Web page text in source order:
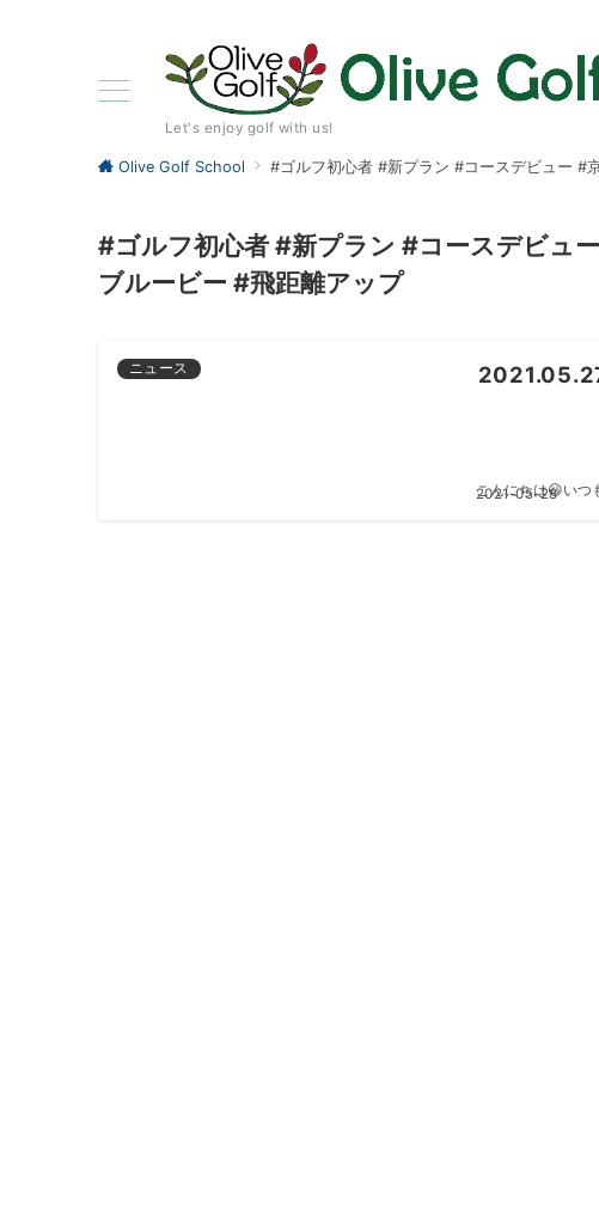
Let's enjoy golf with us!
Olive Golf School #ゴルフ初心者 #新プラン #コースデビュー #
#ゴルフ初心者 #新プラン #コースデビュ
ブルービー #飛距離アップ
ニュース
こんにちは😃い
2021-05-28